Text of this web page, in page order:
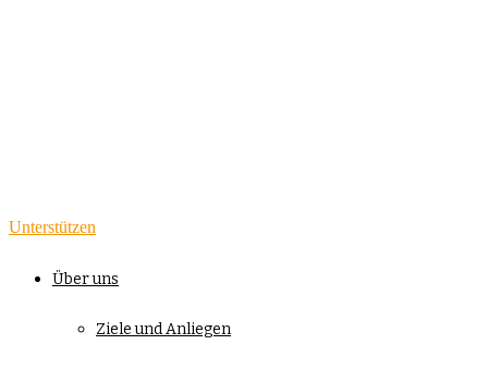
Unterstützen
Über uns
Ziele und Anliegen